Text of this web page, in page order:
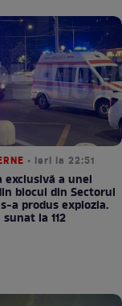
• ieri la 22:51
exclusivă a unei
blocul din Sectorul
a produs explozia.
la 112